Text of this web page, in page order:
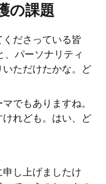
の課題
ださっている皆
、パーソナリティ
ただけたかな。ど
でもありますね。
れども。はい、ど
し上げましたけ